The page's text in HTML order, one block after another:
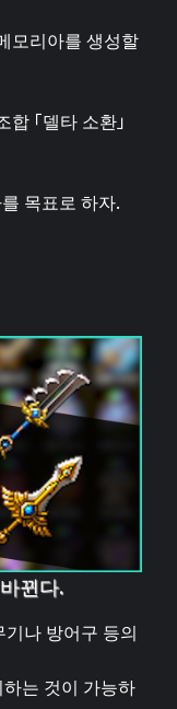
모리아를 생성할
「델타 소환」
목표로 하자.
뀐다.
기나 방어구 등의
는 것이 가능하